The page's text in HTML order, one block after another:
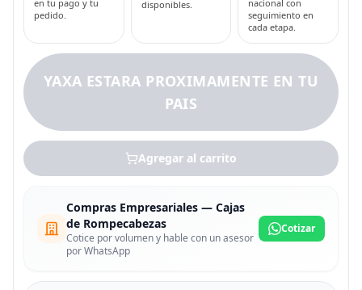
en tu pago y tu
pedido.
disponibles.
nacional con
seguimiento en
cada etapa.
YAXA ESTARA PROXIMAMENTE EN TU
PAIS
Agregar al carrito
Compras Empresariales — Cajas
de Rompecabezas
Cotice por volumen y hable con un asesor
por WhatsApp
Cotizar